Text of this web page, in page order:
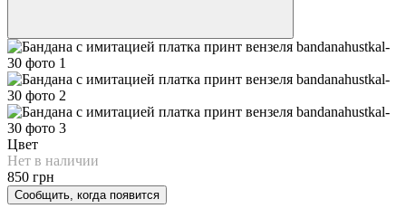
Цвет
Нет в наличии
850 грн
Сообщить, когда появится